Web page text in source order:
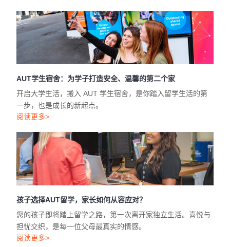
AUT学生宿舍：为学子打造安全、温馨的第二个家
开启大学生活，搬入 AUT 学生宿舍，是你踏入留学生活的第
一步，也是成长的新起点。
阅读更多>
孩子选择AUT留学，家长如何从容应对？
您的孩子即将踏上留学之路，第一次离开家独立生活。喜悦与
担忧交织，是每一位父母最真实的情感。
阅读更多>